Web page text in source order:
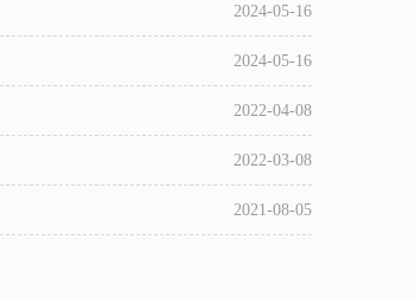
2024-05-16
2024-05-16
2022-04-08
2022-03-08
2021-08-05